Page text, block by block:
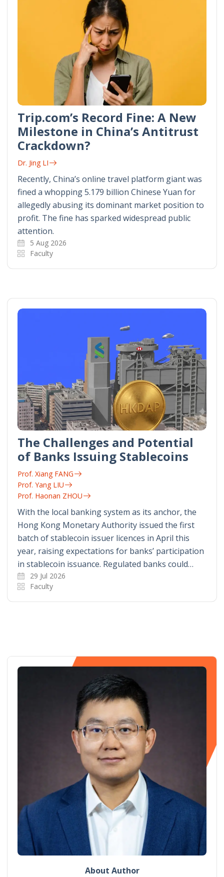
Trip.com’s Record Fine: A New
Milestone in China’s Antitrust
Crackdown?
Dr. Jing LI
Recently, China’s online travel platform giant was
fined a whopping 5.179 billion Chinese Yuan for
allegedly abusing its dominant market position to
profit. The fine has sparked widespread public
attention.
5 Aug 2026
Faculty
The Challenges and Potential
of Banks Issuing Stablecoins
Prof. Xiang FANG
Prof. Yang LIU
Prof. Haonan ZHOU
With the local banking system as its anchor, the
Hong Kong Monetary Authority issued the first
batch of stablecoin issuer licences in April this
year, raising expectations for banks’ participation
in stablecoin issuance. Regulated banks could…
29 Jul 2026
Faculty
About Author